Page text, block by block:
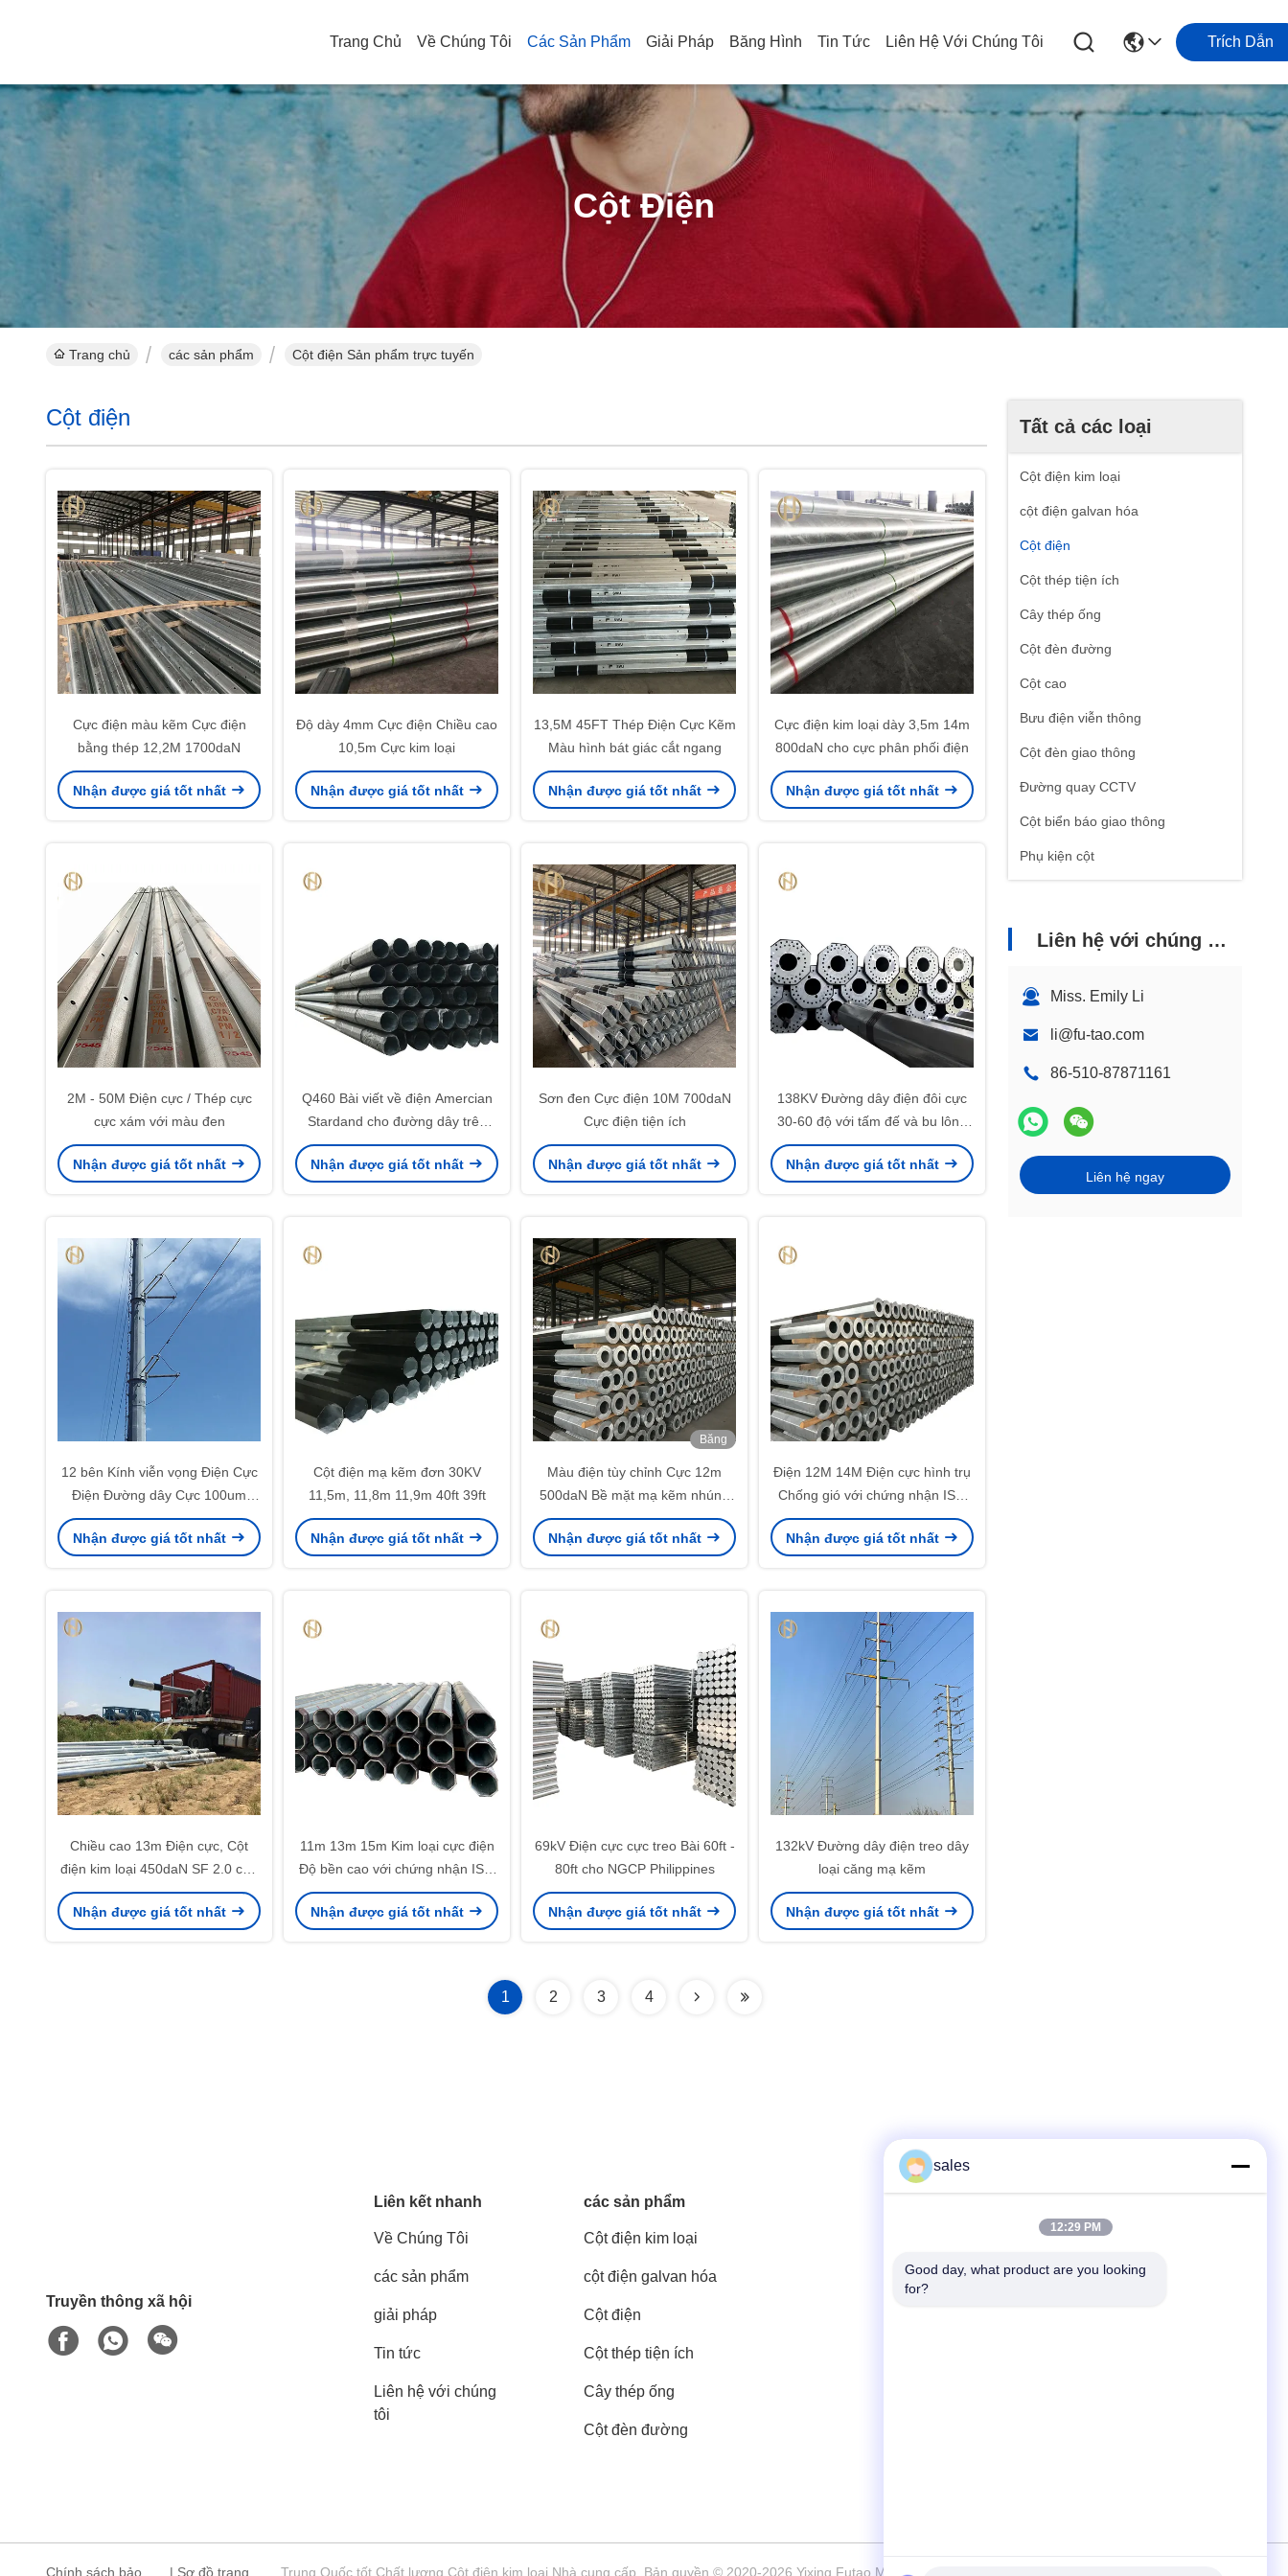
Trang Chủ Về Chúng Tôi Các Sản Phẩm Giải Pháp Băng Hình Tin Tức Liên Hệ Với Chúng Tôi Trích Dẫn
Cột Điện
Trang chủ các sản phẩm Cột điện Sản phẩm trực tuyến
Tất cả các loại
Cột điện kim loại
cột điện galvan hóa
Cột điện
Cột thép tiện ích
Cây thép ống
Cột đèn đường
Cột cao
Bưu điện viễn thông
Cột đèn giao thông
Đường quay CCTV
Cột biển báo giao thông
Phụ kiện cột
Liên hệ với chúng tôi
Miss. Emily Li
li@fu-tao.com
86-510-87871161
Liên hệ ngay
Cột điện
Cực điện màu kẽm Cực điện
bằng thép 12,2M 1700daN
Nhận được giá tốt nhất
Độ dày 4mm Cực điện Chiều cao
10,5m Cực kim loại
Nhận được giá tốt nhất
13,5M 45FT Thép Điện Cực Kẽm
Màu hình bát giác cắt ngang
Nhận được giá tốt nhất
Cực điện kim loại dày 3,5m 14m
800daN cho cực phân phối điện
Nhận được giá tốt nhất
2M - 50M Điện cực / Thép cực
cực xám với màu đen
Nhận được giá tốt nhất
Q460 Bài viết về điện Amercian
Stardand cho đường dây trên
không 33KV
Nhận được giá tốt nhất
Sơn đen Cực điện 10M 700daN
Cực điện tiện ích
Nhận được giá tốt nhất
138KV Đường dây điện đôi cực
30-60 độ với tấm đế và bu lông
neo M48
Nhận được giá tốt nhất
12 bên Kính viễn vọng Điện Cực
Điện Đường dây Cực 100um
230kv
Nhận được giá tốt nhất
Cột điện mạ kẽm đơn 30KV
11,5m, 11,8m 11,9m 40ft 39ft
Nhận được giá tốt nhất
Băng
Màu điện tùy chỉnh Cực 12m
500daN Bề mặt mạ kẽm nhúng
nóng
Nhận được giá tốt nhất
Điện 12M 14M Điện cực hình trụ
Chống gió với chứng nhận ISO
9001
Nhận được giá tốt nhất
Chiều cao 13m Điện cực, Cột
điện kim loại 450daN SF 2.0 cho
ICE
Nhận được giá tốt nhất
11m 13m 15m Kim loại cực điện
Độ bền cao với chứng nhận ISO
9001
Nhận được giá tốt nhất
69kV Điện cực cực treo Bài 60ft -
80ft cho NGCP Philippines
Nhận được giá tốt nhất
132kV Đường dây điện treo dây
loại căng mạ kẽm
Nhận được giá tốt nhất
1 2 3 4
Truyền thông xã hội
Liên kết nhanh
Về Chúng Tôi
các sản phẩm
giải pháp
Tin tức
Liên hệ với chúng
tôi
các sản phẩm
Cột điện kim loại
cột điện galvan hóa
Cột điện
Cột thép tiện ích
Cây thép ống
Cột đèn đường
86-510-87871161
Chính sách bảo | Sơ đồ trang Trung Quốc tốt Chất lượng Cột điện kim loại Nhà cung cấp. Bản quyền © 2020-2026 Yixing Futao Metal Structural Unit Co. Ltd Tất cả. Tất cả quyền được bảo
sales
12:29 PM
Good day, what product are you looking
for?